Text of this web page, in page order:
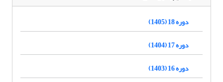
دوره 18 (1405)
دوره 17 (1404)
دوره 16 (1403)